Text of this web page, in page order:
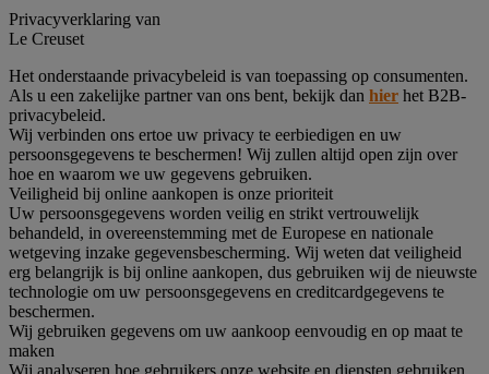
Privacyverklaring van
Le Creuset
Het onderstaande privacybeleid is van toepassing op consumenten.
Als u een zakelijke partner van ons bent, bekijk dan hier het B2B-
privacybeleid.
Wij verbinden ons ertoe uw privacy te eerbiedigen en uw
persoonsgegevens te beschermen! Wij zullen altijd open zijn over
hoe en waarom we uw gegevens gebruiken.
Veiligheid bij online aankopen is onze prioriteit
Uw persoonsgegevens worden veilig en strikt vertrouwelijk
behandeld, in overeenstemming met de Europese en nationale
wetgeving inzake gegevensbescherming. Wij weten dat veiligheid
erg belangrijk is bij online aankopen, dus gebruiken wij de nieuwste
technologie om uw persoonsgegevens en creditcardgegevens te
beschermen.
Wij gebruiken gegevens om uw aankoop eenvoudig en op maat te
maken
Wij analyseren hoe gebruikers onze website en diensten gebruiken